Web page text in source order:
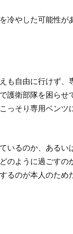
冷やした可能性が
も自由に行けず、
護衛部隊を困らせ
っそり専用ベンツ
いるのか、あるい
のように過ごすの
のが本人のため